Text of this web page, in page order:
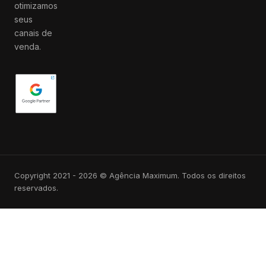
otimizamos
seus
canais de
venda.
Copyright 2021 - 2026 © Agência Maximum. Todos os direitos
reservados.